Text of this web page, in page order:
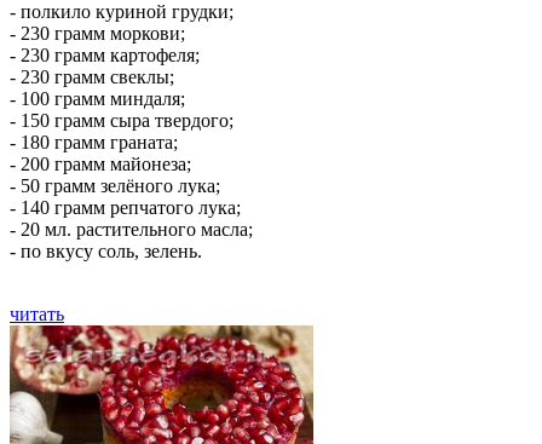
- полкило куриной грудки;
- 230 грамм моркови;
- 230 грамм картофеля;
- 230 грамм свеклы;
- 100 грамм миндаля;
- 150 грамм сыра твердого;
- 180 грамм граната;
- 200 грамм майонеза;
- 50 грамм зелёного лука;
- 140 грамм репчатого лука;
- 20 мл. растительного масла;
- по вкусу соль, зелень.
читать